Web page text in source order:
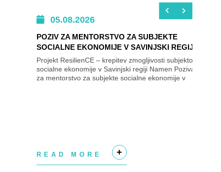
05.08.2026
POZIV ZA MENTORSTVO ZA SUBJEKTE
SOCIALNE EKONOMIJE V SAVINJSKI REGIJI
Projekt ResilienCE – krepitev zmogljivosti subjektov
socialne ekonomije v Savinjski regiji Namen Poziva
za mentorstvo za subjekte socialne ekonomije v
READ MORE
+